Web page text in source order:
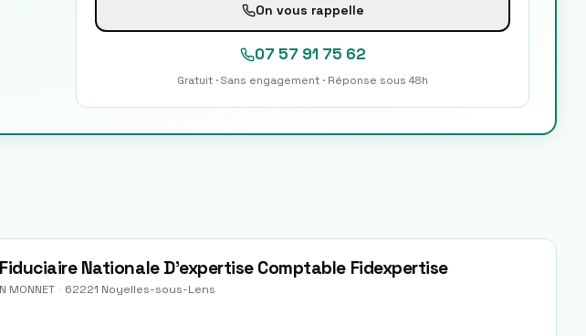
On vous rappelle
07 57 91 75 62
Gratuit · Sans engagement · Réponse sous 48h
Nationale D'expertise Comptable Fidexpertise
MONNET · 62221 Noyelles-sous-Lens